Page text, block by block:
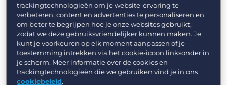
Over Ons
Als Sales Director EMEA is Marco commercieel
verantwoordelijk voor de klanten van Bullhorn in
deze regio. Marco heeft zich tot doel gesteld de
voetprint van Bullhorn in de regio verder uit te
breiden vanuit een uitstekende relatie met de
trackingtechnologieën om je website-ervaring te
verbeteren, content en advertenties te personaliseren en
om beter te begrijpen hoe je onze websites gebruikt,
zodat we deze gebruiksvriendelijker kunnen maken. Je
kunt je voorkeuren op elk moment aanpassen of je
toestemming intrekken via het cookie-icoon linksonder in
je scherm. Meer informatie over de cookies en
trackingtechnologieën die we gebruiken vind je in ons
cookiebeleid.